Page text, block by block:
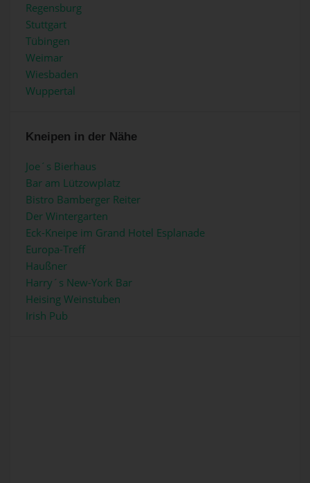
Regensburg
Stuttgart
Tübingen
Weimar
Wiesbaden
Wuppertal
Kneipen in der Nähe
Joe´s Bierhaus
Bar am Lützowplatz
Bistro Bamberger Reiter
Der Wintergarten
Eck-Kneipe im Grand Hotel Esplanade
Europa-Treff
Haußner
Harry´s New-York Bar
Heising Weinstuben
Irish Pub